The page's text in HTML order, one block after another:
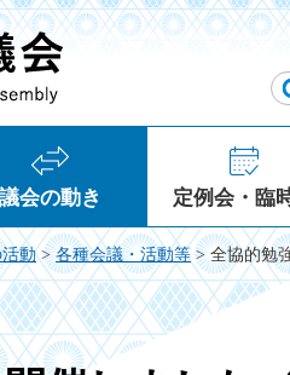
議会の動き 定例会・臨
動>各種会議・活動等 > 全協的勉